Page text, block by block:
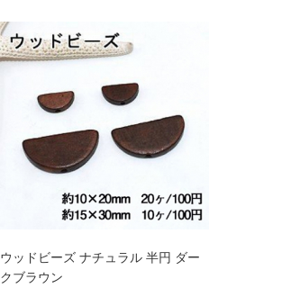
ウッドビーズ ナチュラル 半円 ダー
クブラウン